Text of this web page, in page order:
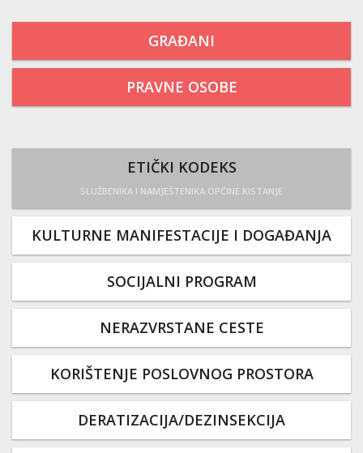
GRAĐANI
PRAVNE OSOBE
ETIČKI KODEKS
SLUŽBENIKA I NAMJEŠTENIKA OPĆINE KISTANJE
KULTURNE MANIFESTACIJE I DOGAĐANJA
SOCIJALNI PROGRAM
NERAZVRSTANE CESTE
KORIŠTENJE POSLOVNOG PROSTORA
DERATIZACIJA/DEZINSEKCIJA